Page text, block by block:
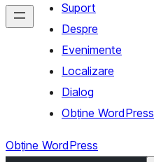
Suport
Despre
Evenimente
Localizare
Dialog
Obține WordPress
Obține WordPress